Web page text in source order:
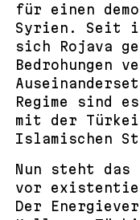
für einen
Syrien. Seit
sich Rojava
Bedrohungen
Regime sind
mit der Türkei
Islamischen
Nun steht das
vor
Der